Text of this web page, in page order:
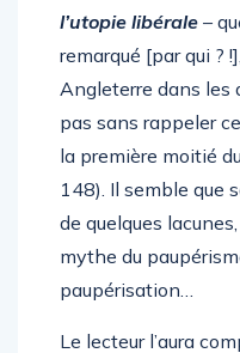
lorsque l’on lit –
l’utopie libérale–
remarqué [par qui ?
Angleterre dans les
pas sans rappeler
la première moitié
148). Il semble que
de quelques lacunes,
mythe du